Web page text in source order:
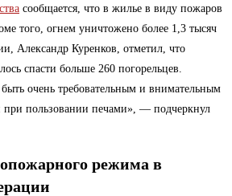
сообщается, что в жилье в виду пожаров
того, огнем уничтожено более 1,3 тысяч
Александр Куренков, отметил, что
спасти больше 260 погорельцев.
очень требовательным и внимательным
при пользовании печами», — подчеркнул
режима в